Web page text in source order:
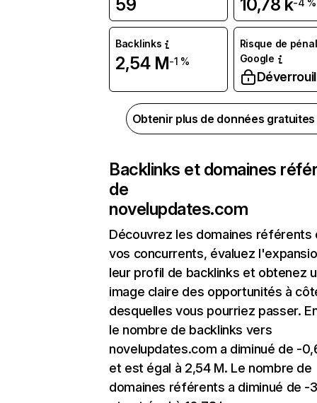
59 10,78 k-4 %
Backlinks
2,54 M-1 %
Risque de
Google
Obtenir plus de données
Backlinks et domaines
de
novelupdates.com
Découvrez les domaines référents
vos concurrents, évaluez
leur profil de backlinks et obtenez
image claire des opportunités à
desquelles vous pourriez passer.
le nombre de backlinks vers
novelupdates.com a diminué de -
et est égal à 2,54 M. Le nombre de
domaines référents a diminué de -